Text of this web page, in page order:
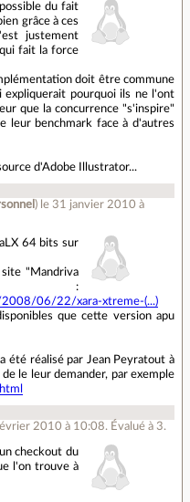
du fait
grâce à ces
justement
fait la force
doit être commune
expliquerait pourquoi ils ne l'ont
que la concurrence "s'inspire"
leur benchmark face à d'autres
d'Adobe Illustrator...
) le 31 janvier 2010 à
64 bits sur
"Mandriva
:
06/22/xara-xtreme-(...)
que cette version apu
été réalisé par Jean Peyratout à
le leur demander, par exemple
2010 à 10:08. Évalué à 3.
checkout du
l'on trouve à